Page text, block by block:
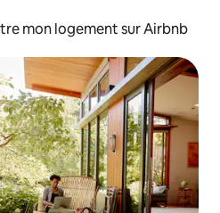
mon logement sur Airbnb